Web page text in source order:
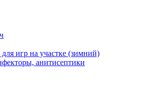
игр на участке (зимний)
анитисептики